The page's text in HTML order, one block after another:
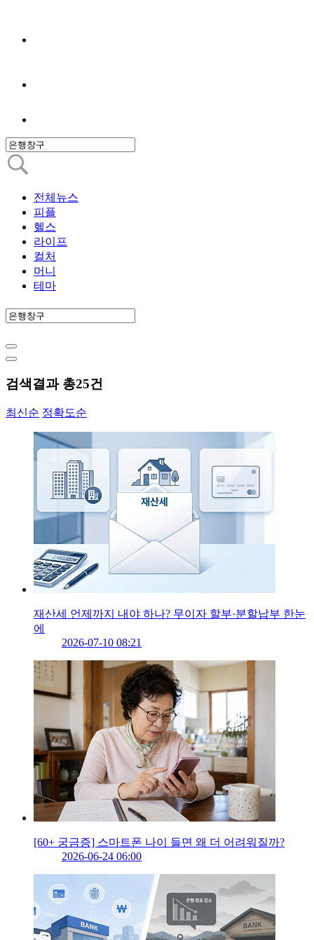
전체뉴스
피플
헬스
라이프
컬처
머니
테마
검색결과 총25건
최신순 정확도순
재산세 언제까지 내야 하나? 무이자 할부·분할납부 한눈
에
2026-07-10 08:21
[60+ 궁금증] 스마트폰 나이 들면 왜 더 어려워질까?
2026-06-24 06:00